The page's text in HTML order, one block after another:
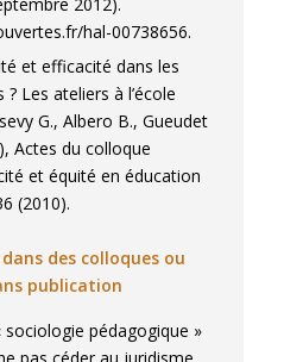
hal-00738656.
et efficacité dans les
Les ateliers à l’école
G., Albero B., Gueudet
Actes du colloque
et équité en éducation
(2010).
des colloques ou
publication
sociologie pédagogique »